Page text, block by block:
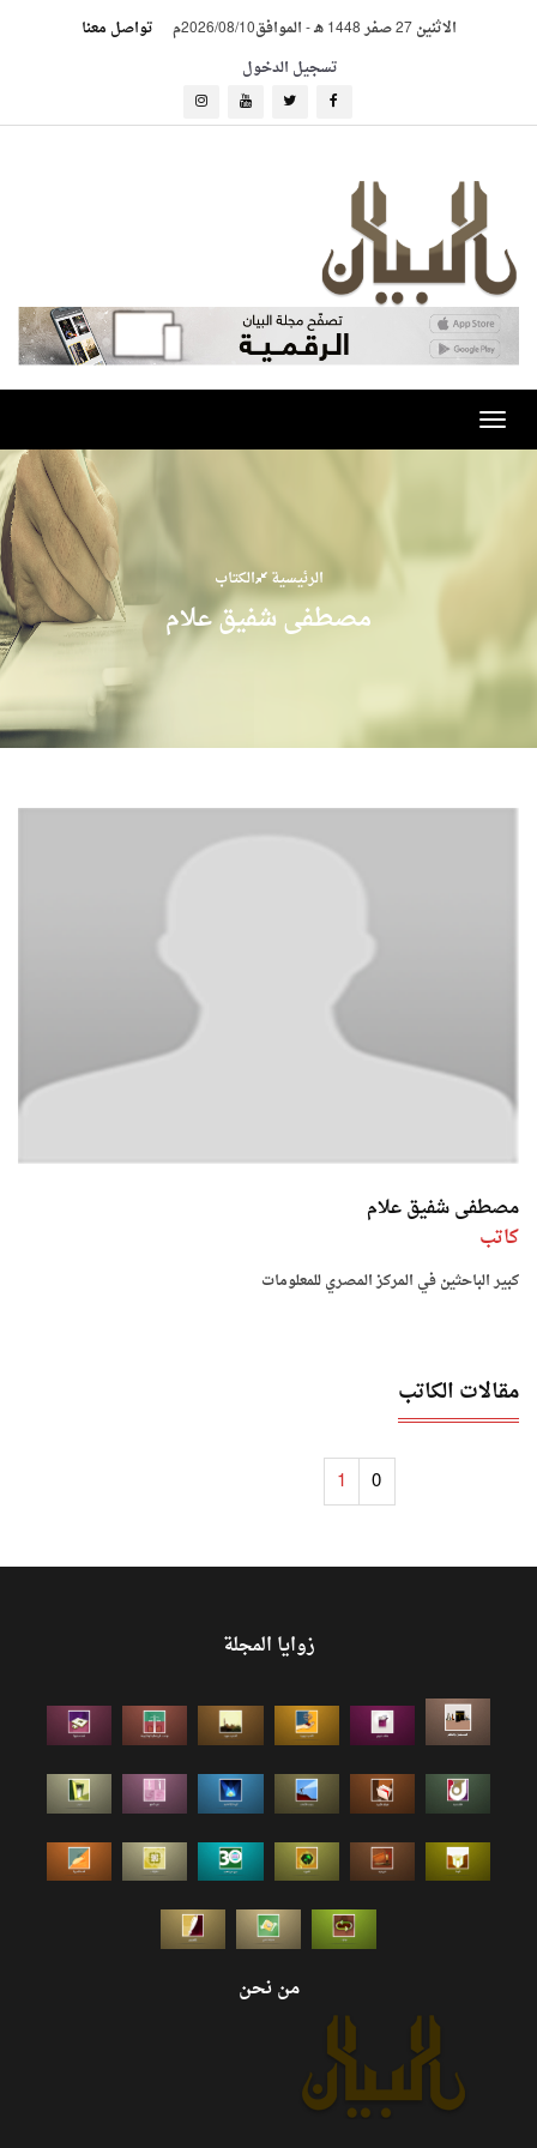
الاثنين 27 صفر 1448 هـ -الموافق2026/08/10م
تواصل معنا
تسجيل الدخول
Toggle
navigation
الرئيسية الكتاب
مصطفى شفيق علام
مصطفى شفيق علام
كاتب
كبير الباحثين في المركز المصري للمعلومات
مقالات الكاتب
0
1
زوايا المجلة
من نحن